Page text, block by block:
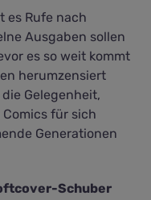
es Rufe nach
Ausgaben sollen
es so weit kommt
herumzensiert
Gelegenheit,
für sich
Generationen
Schuber